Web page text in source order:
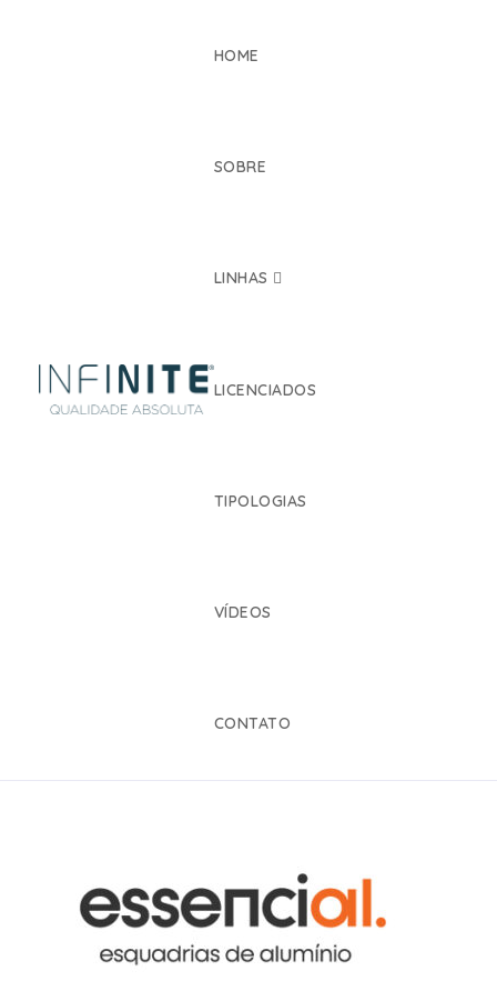
HOME
SOBRE
LINHAS
LICENCIADOS
TIPOLOGIAS
VÍDEOS
CONTATO